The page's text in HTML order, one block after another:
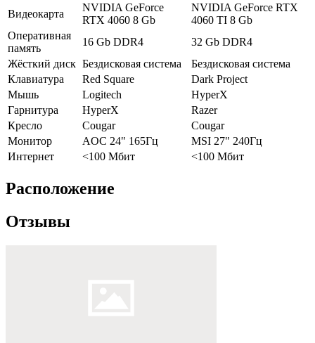
Видеокарта
NVIDIA GeForce
RTX 4060 8 Gb
NVIDIA GeForce RTX
4060 TI 8 Gb
Оперативная
память
16 Gb DDR4
32 Gb DDR4
Жёсткий диск Бездисковая система
Бездисковая система
Клавиатура
Red Square
Dark Project
Мышь
Logitech
HyperX
Гарнитура
HyperX
Razer
Кресло
Cougar
Cougar
Монитор
AOC 24" 165Гц
MSI 27" 240Гц
Интернет
<100 Мбит <100 Мбит
Расположение
Отзывы